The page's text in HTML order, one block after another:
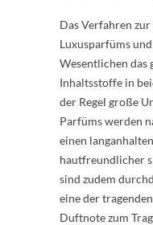
Das Verfahren
Luxusparfüms
Wesentlichen das
Inhaltsstoffe in
der Regel große
Parfüms werden
einen
hautfreundlicher
sind zudem
eine der
Duftnote zum